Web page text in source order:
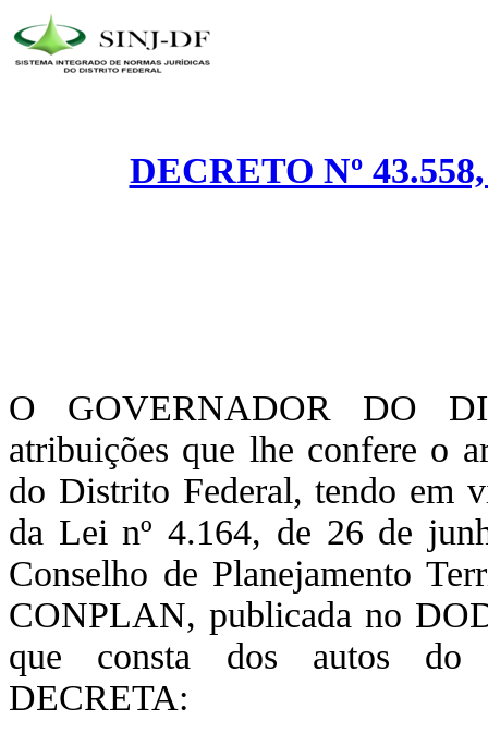
DECRETO Nº
O GOVERNADOR DO
atribuições que lhe confere o
do Distrito Federal, tendo em
da Lei nº 4.164, de 26 de
Conselho de Planejamento
CONPLAN, publicada no
que consta dos autos do
DECRETA: